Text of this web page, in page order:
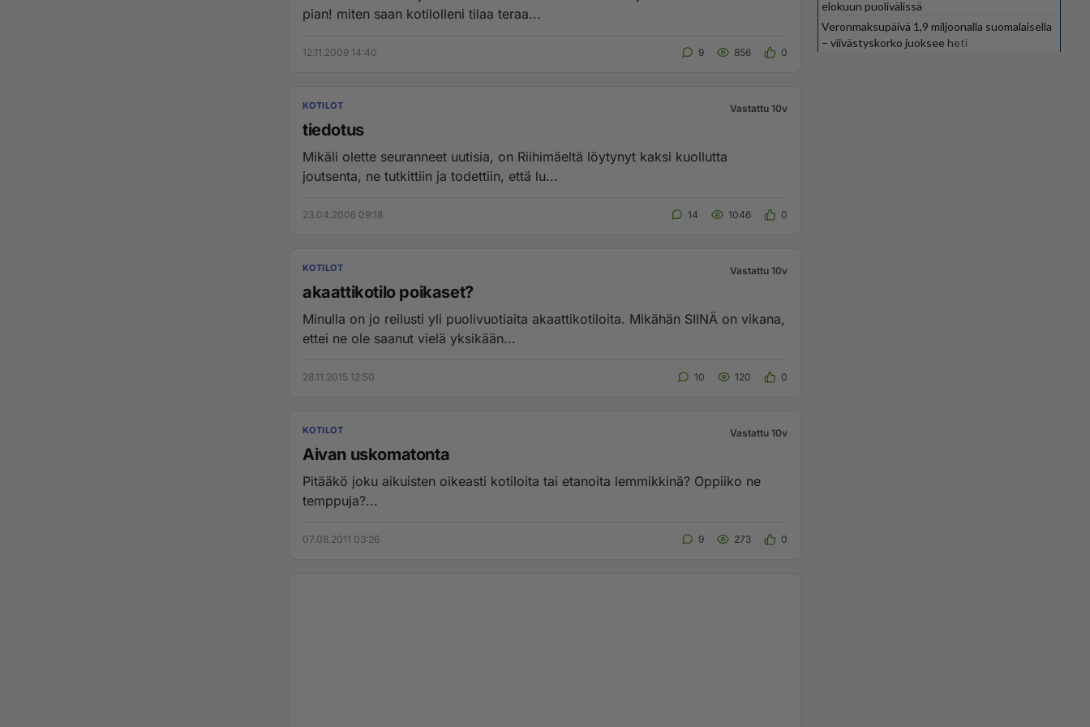
pian! miten saan kotilolleni tilaa teraa...
12.11.2009 14:40 9 856 0
KOTILOT Vastattu 10v
tiedotus
Mikäli olette seuranneet uutisia, on Riihimäeltä löytynyt kaksi kuollutta
joutsenta, ne tutkittiin ja todettiin, että lu...
23.04.2006 09:18 14 1046 0
KOTILOT Vastattu 10v
akaattikotilo poikaset?
Minulla on jo reilusti yli puolivuotiaita akaattikotiloita. Mikähän SIINÄ on vikana,
ettei ne ole saanut vielä yksikään...
28.11.2015 12:50 10 120 0
KOTILOT Vastattu 10v
Aivan uskomatonta
Pitääkö joku aikuisten oikeasti kotiloita tai etanoita lemmikkinä? Oppiiko ne
temppuja?...
07.08.2011 03:26 9 273 0
elokuun puolivälissä
Veronmaksupäivä 1,9 miljoonalla suomalaisella
– viivästyskorko juoksee heti